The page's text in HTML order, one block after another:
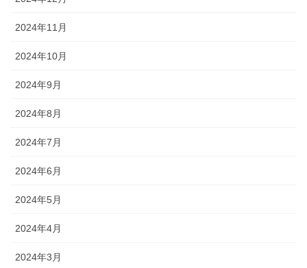
2024年11月
2024年10月
2024年9月
2024年8月
2024年7月
2024年6月
2024年5月
2024年4月
2024年3月